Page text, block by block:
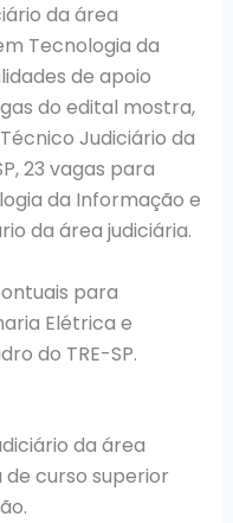
da área
Tecnologia da
de apoio
do edital mostra,
Judiciário da
23 vagas para
da Informação e
da área judiciária.
para
Elétrica e
do TRE-SP.
da área
curso superior